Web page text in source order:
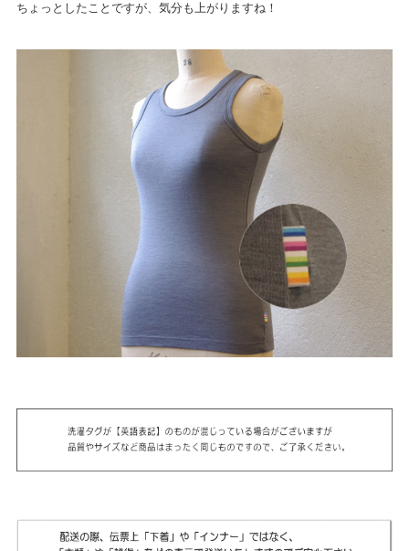
ちょっとしたことですが、気分も上がりますね！